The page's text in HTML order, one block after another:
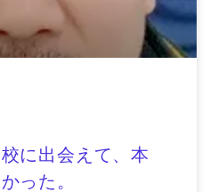
に出会えて、本
った。